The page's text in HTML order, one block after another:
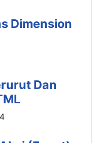
Dimension
Dan